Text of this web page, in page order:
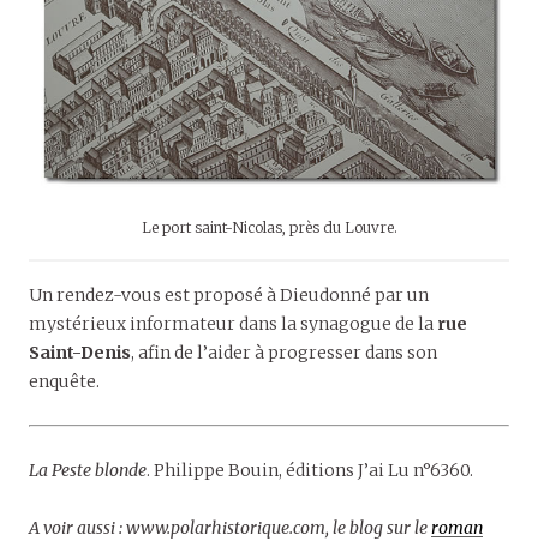
Le port saint-Nicolas, près du Louvre.
Un rendez-vous est proposé à Dieudonné par un
mystérieux informateur dans la synagogue de la rue
Saint-Denis, afin de l’aider à progresser dans son
enquête.
La Peste blonde. Philippe Bouin, éditions J’ai Lu n°6360.
A voir aussi : www.polarhistorique.com, le blog sur leroman